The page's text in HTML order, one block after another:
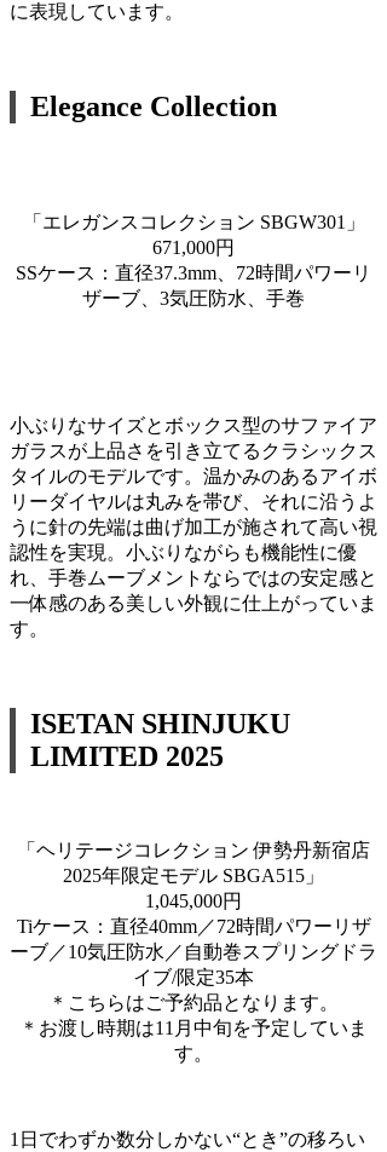
に表現しています。
Elegance Collection
「エレガンスコレクション SBGW301」
671,000円
SSケース：直径37.3mm、72時間パワーリ
ザーブ、3気圧防水、手巻
小ぶりなサイズとボックス型のサファイア
ガラスが上品さを引き立てるクラシックス
タイルのモデルです。温かみのあるアイボ
リーダイヤルは丸みを帯び、それに沿うよ
うに針の先端は曲げ加工が施されて高い視
認性を実現。小ぶりながらも機能性に優
れ、手巻ムーブメントならではの安定感と
一体感のある美しい外観に仕上がっていま
す。
ISETAN SHINJUKU
LIMITED 2025
「ヘリテージコレクション 伊勢丹新宿店
2025年限定モデル SBGA515」
1,045,000円
Tiケース：直径40mm／72時間パワーリザ
ーブ／10気圧防水／自動巻スプリングドラ
イブ/限定35本
＊こちらはご予約品となります。
＊お渡し時期は11月中旬を予定していま
す。
1日でわずか数分しかない“とき”の移ろい